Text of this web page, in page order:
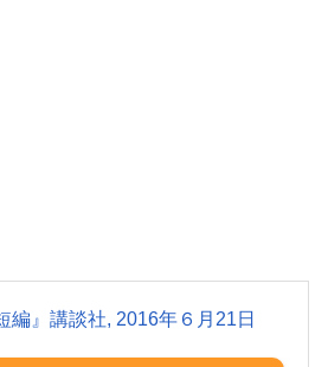
編』講談社, 2016年６月21日